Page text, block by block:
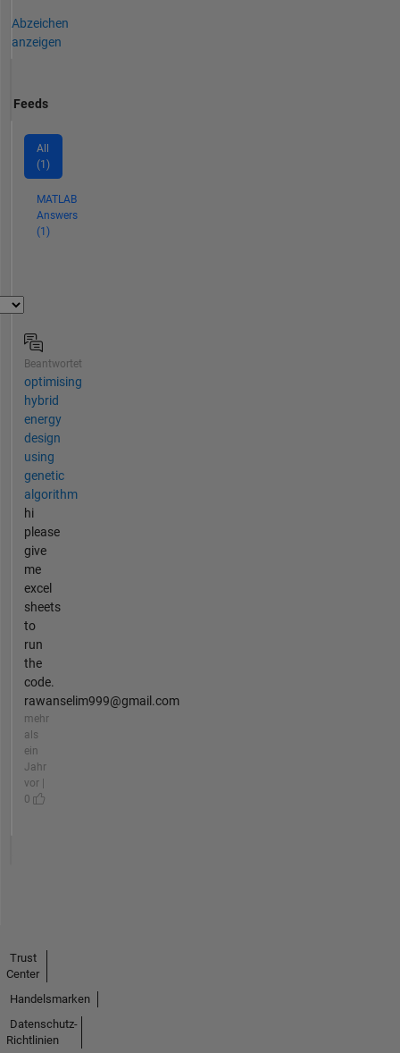
Abzeichen
anzeigen
Feeds
All
(1)
MATLAB
Answers
(1)
Beantwortet
optimising
hybrid
energy
design
using
genetic
algorithm
hi
please
give
me
excel
sheets
to
run
the
code.
rawanselim999@gmail.com
mehr
als
ein
Jahr
vor |
0
Trust
Center
Handelsmarken
Datenschutz-
Richtlinien